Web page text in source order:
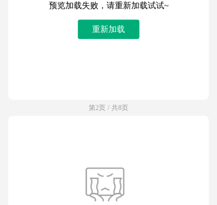
预览加载失败，请重新加载试试~
重新加载
第2页 / 共8页